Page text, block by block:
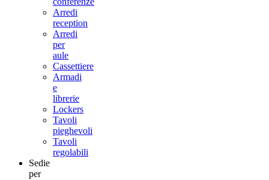
Arredi
reception
Arredi
per
aule
Cassettiere
Armadi
e
librerie
Lockers
Tavoli
pieghevoli
Tavoli
regolabili
Sedie
per